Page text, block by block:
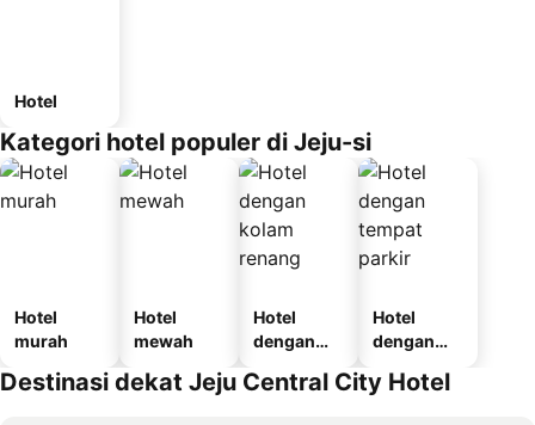
Hotel
Kategori hotel populer di Jeju-si
Hotel
murah
Hotel
mewah
Hotel
dengan
renang
Hotel
dengan
parkir
Destinasi dekat Jeju Central City Hotel